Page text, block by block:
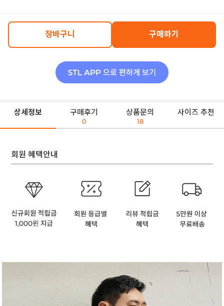
장바구니 구매하기
상세정보 구매후기
0
상품문의
18
사이즈 추천
회원 혜택안내